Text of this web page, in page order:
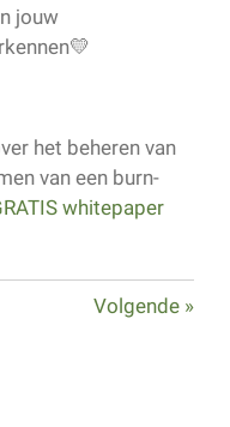
jouw
het beheren van
van een burn-
whitepaper
Volgende »